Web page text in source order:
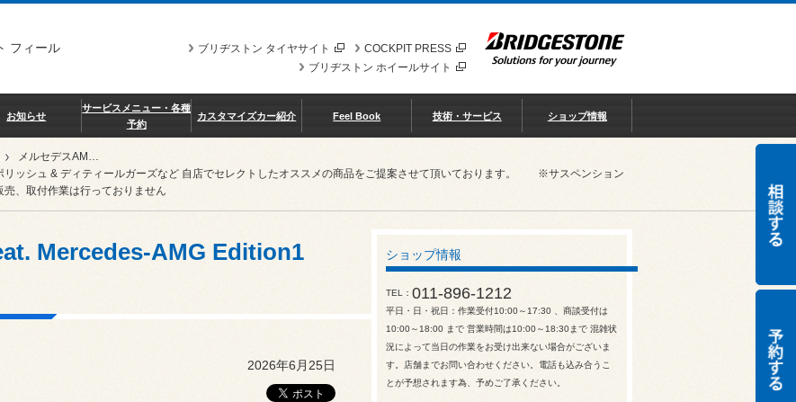
フィール COCKPIT PRESS
ブリヂストン タイヤサイト
ブリヂストン ホイールサイト
お知らせ
サービスメニュー・各種
予約
カスタマイズカー紹介 Feel Book 技術・サービス ショップ情報
メルセデスAMG G63 feat. Mercedes-AMG Edition1 Forged wheels 22inch
リッシュ & ディティールガーズなど 自店でセレクトしたオススメの商品をご提案させて頂いております。 ※サスペンション
、取付作業は行っておりません
Mercedes-AMG Edition1
2026年6月25日
ショップ情報
TEL 011-896-1212
平日・日・祝日：作業受付10:00～17:30 、商談受付は
10:00～18:00 まで 営業時間は10:00～18:30まで 混雑状
況によって当日の作業をお受け出来ない場合がございま
す。店舗までお問い合わせください。電話も込み合うこ
とが予想されます為、予めご了承ください。